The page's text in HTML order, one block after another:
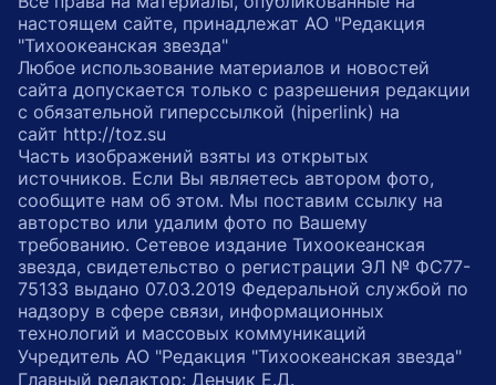
настоящем сайте, принадлежат АО "Редакция
"Тихоокеанская звезда"
Любое использование материалов и новостей
сайта допускается только с разрешения редакции
с обязательной гиперссылкой (hiperlink) на
сайт http://toz.su
Часть изображений взяты из открытых
источников. Если Вы являетесь автором фото,
сообщите нам об этом. Мы поставим ссылку на
авторство или удалим фото по Вашему
требованию. Сетевое издание Тихоокеанская
звезда, свидетельство о регистрации ЭЛ № ФС77-
75133 выдано 07.03.2019 Федеральной службой по
надзору в сфере связи, информационных
технологий и массовых коммуникаций
Учредитель АО "Редакция "Тихоокеанская звезда"
Главный редактор: Денчик Е.Д.